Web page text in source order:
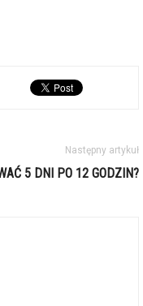
Następny artykuł
5 DNI PO 12 GODZIN?